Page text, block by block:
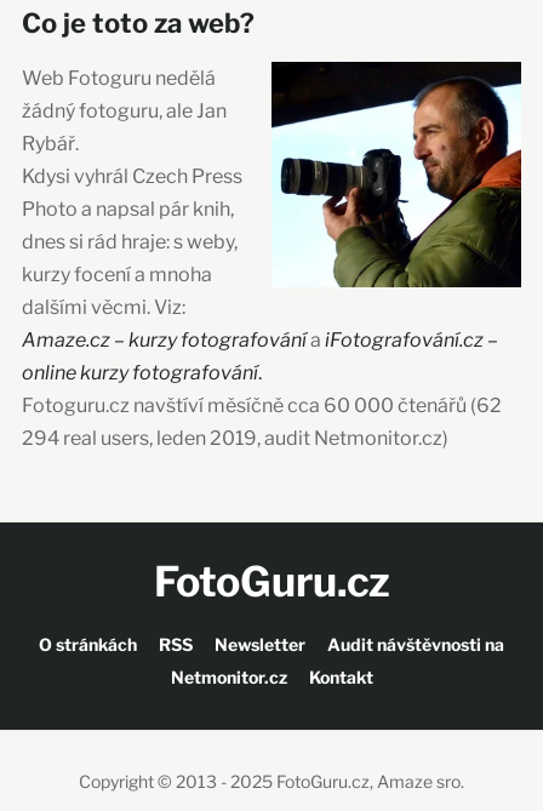
Co je toto za web?
Web Fotoguru nedělá
žádný fotoguru, ale Jan
Rybář.
Kdysi vyhrál Czech Press
Photo a napsal pár knih,
dnes si rád hraje: s weby,
kurzy focení a mnoha
dalšími věcmi. Viz:
Amaze.cz – kurzy fotografovánía iFotografování.cz –
online kurzy fotografování.
Fotoguru.cz navštíví měsíčně cca 60 000 čtenářů (62
294 real users, leden 2019, audit Netmonitor.cz)
FotoGuru.cz
O stránkách RSS Newsletter
Audit návštěvnosti na
Netmonitor.cz
Kontakt
Copyright © 2013 - 2025 FotoGuru.cz, Amaze sro.